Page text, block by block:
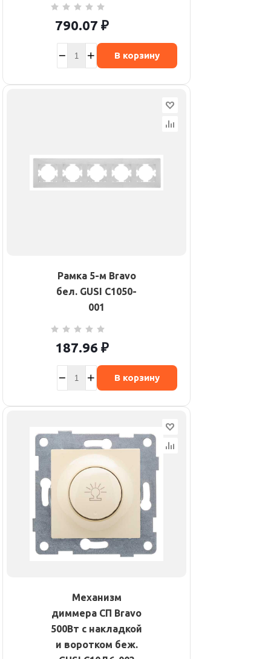
790.07 ₽
В корзину
Рамка 5-м Bravo
бел. GUSI С1050-
001
187.96 ₽
В корзину
Механизм
диммера СП Bravo
500Вт с накладкой
и воротком беж.